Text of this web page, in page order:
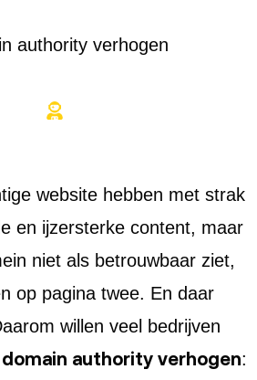
website hebben met strak
en ijzersterke content, maar
niet als betrouwbaar ziet,
op pagina twee. En daar
willen veel bedrijven
domain authority verhogen: